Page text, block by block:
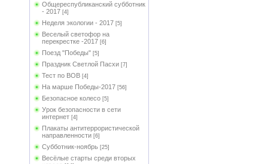
Общереспубликанский субботник
- 2017 [4]
Неделя экологии - 2017 [5]
Веселый светофор на
перекрестке -2017 [6]
Поезд "Победы" [5]
Праздник Светлой Пасхи [7]
Тест по ВОВ [4]
На марше Победы-2017 [56]
Безопасное колесо [5]
Урок безопасности в сети
интернет [4]
Плакаты антитеррористической
направленности [6]
Субботник-ноябрь [25]
Весёлые старты среди вторых